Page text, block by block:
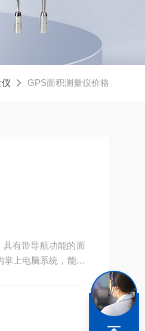
GPS面积测量仪价格
有带导航功能的面
上电脑系统，能实